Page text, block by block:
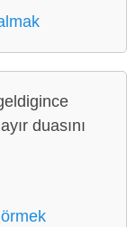
duasını